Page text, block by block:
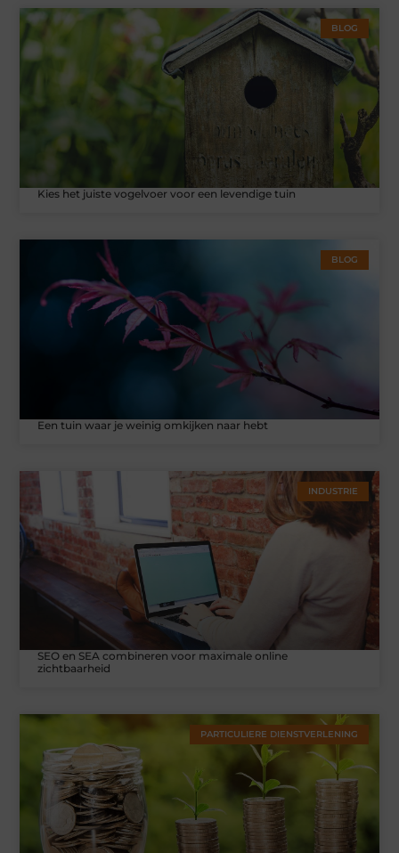
BLOG
Kies het juiste vogelvoer voor een levendige tuin
BLOG
Een tuin waar je weinig omkijken naar hebt
INDUSTRIE
SEO en SEA combineren voor maximale online
zichtbaarheid
PARTICULIERE DIENSTVERLENING